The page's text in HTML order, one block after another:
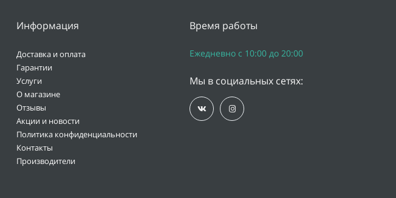
Информация
Доставка и оплата
Гарантии
Услуги
О магазине
Отзывы
Акции и новости
Политика конфиденциальности
Контакты
Производители
Время работы
Ежедневно с 10:00 до 20:00
Мы в социальных сетях: